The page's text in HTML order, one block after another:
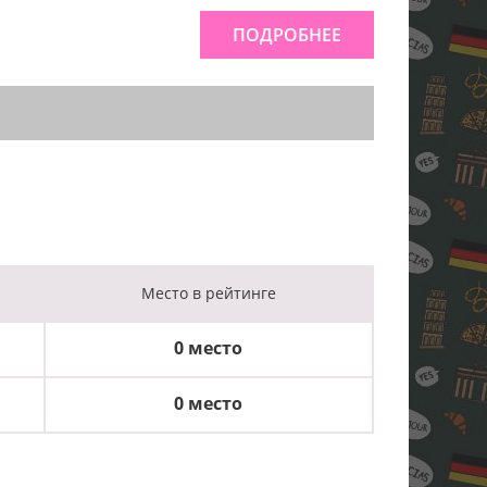
ПОДРОБНЕЕ
Место в рейтинге
0 место
0 место